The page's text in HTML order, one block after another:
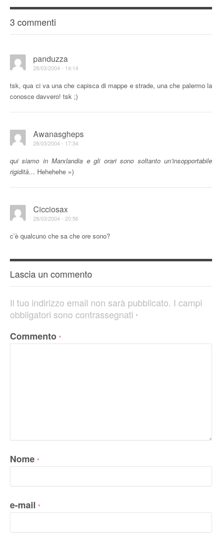
3 commenti
panduzza
28/03/2004 - 14:14
tsk, qua ci va una che capisca di mappe e strade, una che palermo la
conosce davvero! tsk ;)
Awanasgheps
28/03/2004 - 17:34
qui siamo in Marxlandia e gli orari sono soltanto un’insopportabile
rigidità… Hehehehe =)
Cicciosax
28/03/2004 - 20:56
c’è qualcuno che sa che ore sono?
Lascia un commento
Il tuo indirizzo email non sarà pubblicato. I campi
obbligatori sono contrassegnati *
Commento *
Nome *
e-mail *